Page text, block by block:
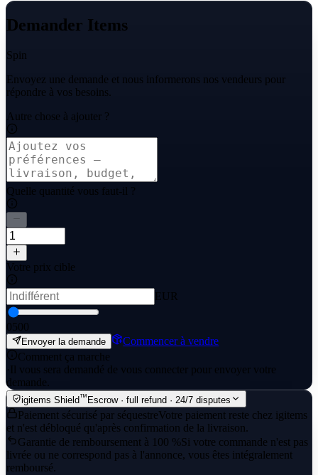
Demander Items
Spin
Envoyez une demande et nous informerons nos vendeurs pour
répondre à vos besoins.
Autre chose à ajouter ?
Quelle quantité vous faut-il ?
Votre prix cible
EUR
0500
Envoyer la demande
Commencer à vendre
Comment ça marche
· Il vous sera demandé de vous connecter pour envoyer votre
demande.
igitems Shield™ Escrow · full refund · 24/7 disputes
Paiement sécurisé par séquestreVotre paiement reste chez igitems
et n'est débloqué qu'après confirmation de la livraison.
Garantie de remboursement à 100 %Si votre commande n'est pas
livrée ou ne correspond pas à l'annonce, vous êtes intégralement
remboursé.